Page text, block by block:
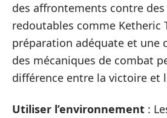
des affrontements contre
redoutables comme Ketheric
préparation adéquate et une
des mécaniques de combat
différence entre la victoire et
Utiliser l’environnement :